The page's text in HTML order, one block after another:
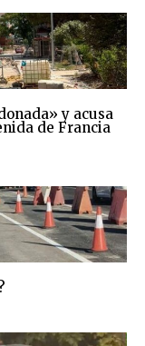
y acusa
de Francia